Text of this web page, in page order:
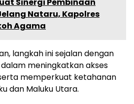
Nataru, Kapolres
Agama
langkah ini sejalan dengan
meningkatkan akses
memperkuat ketahanan
dan Maluku Utara.